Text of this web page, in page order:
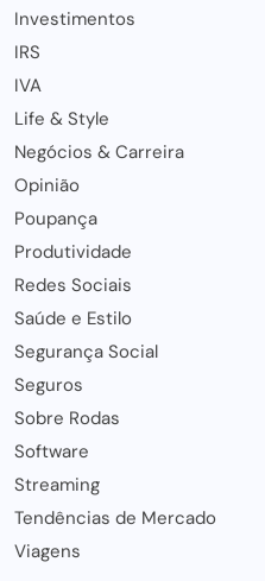
Investimentos
IRS
IVA
Life & Style
Negócios & Carreira
Opinião
Poupança
Produtividade
Redes Sociais
Saúde e Estilo
Segurança Social
Seguros
Sobre Rodas
Software
Streaming
Tendências de Mercado
Viagens